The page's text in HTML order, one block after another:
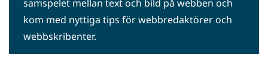
samspelet mellan text och bild på webben och
kom med nyttiga tips för webbredaktörer och
webbskribenter.